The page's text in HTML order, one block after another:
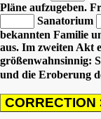
Pläne aufzugeben.
Sanatorium
bekannten Familie
aus. Im zweiten Akt
größenwahnsinnig:
und die Eroberung